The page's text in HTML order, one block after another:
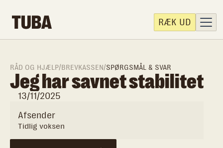
RÆK UD
RÅD OG HJÆLP/BREVKASSEN/SPØRGSMÅL & SVAR
Jeg har savnet stabilitet
13/11/2025
Afsender
Tidlig voksen